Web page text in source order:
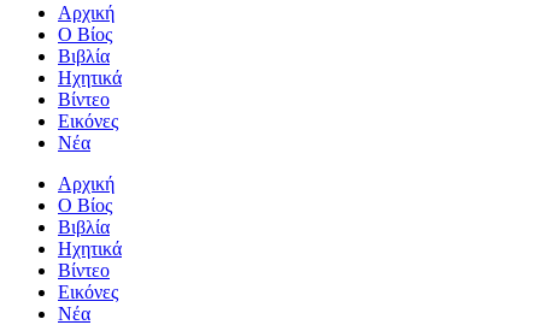
Αρχική
Ο Βίος
Βιβλία
Ηχητικά
Βίντεο
Εικόνες
Νέα
Αρχική
Ο Βίος
Βιβλία
Ηχητικά
Βίντεο
Εικόνες
Νέα